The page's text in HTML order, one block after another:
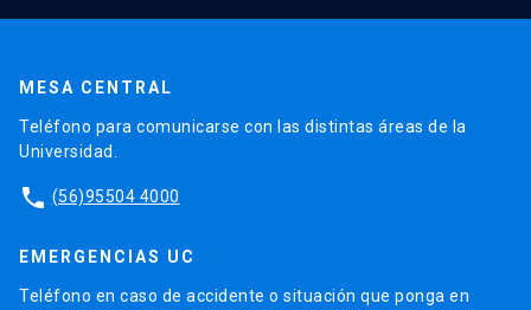
MESA CENTRAL
Teléfono para comunicarse con las distintas áreas de la
Universidad.
phone (56)95504 4000
EMERGENCIAS UC
Teléfono en caso de accidente o situación que ponga en